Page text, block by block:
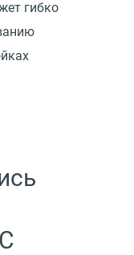
гибко